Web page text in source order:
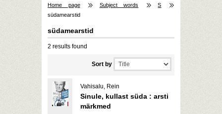
Home page Subject words
S
südamearstid
südamearstid
2 results found
Sort by
Vahisalu, Rein
Sinule, kullast süda : arsti
märkmed